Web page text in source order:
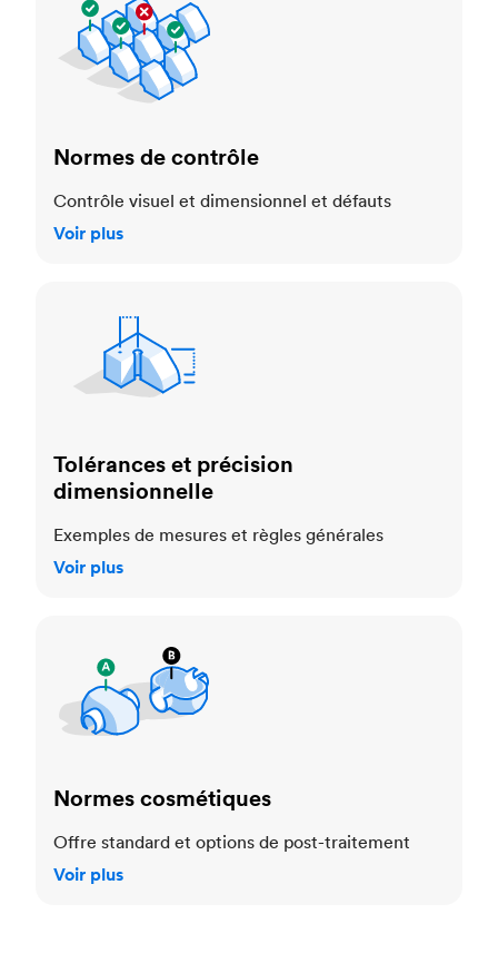
Normes de contrôle
Contrôle visuel et dimensionnel et défauts
Voir plus
Tolérances et précision
dimensionnelle
Exemples de mesures et règles générales
Voir plus
Normes cosmétiques
Offre standard et options de post-traitement
Voir plus